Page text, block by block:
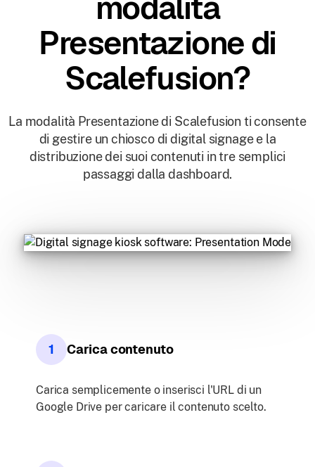
Presentazione di
Scalefusion?
La modalità Presentazione di Scalefusion ti consente
di gestire un chiosco di digital signage e la
distribuzione dei suoi contenuti in tre semplici
passaggi dalla dashboard.
1 Carica contenuto
Carica semplicemente o inserisci l'URL di un
Google Drive per caricare il contenuto scelto.